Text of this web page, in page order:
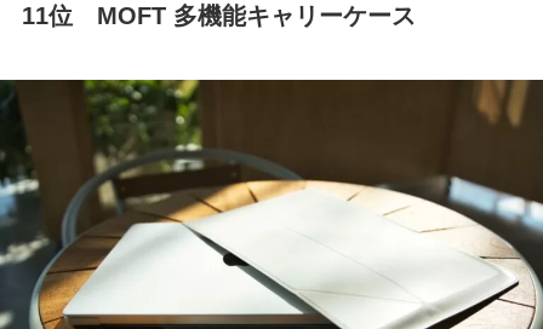
11位 MOFT 多機能キャリーケース